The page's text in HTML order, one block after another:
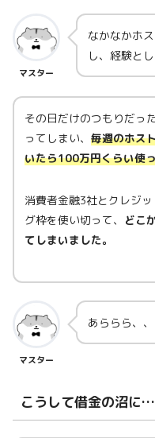
マスター
なかなかホ
し、経験と
その日だけのつもりだっ
ってしまい、 毎週のホス
いたら100万円くらい使
消費者金融3社とクレジ
グ枠を使い切って、
どこ
てしまいました。
マスター
あららら、、
こうして借金の沼に…